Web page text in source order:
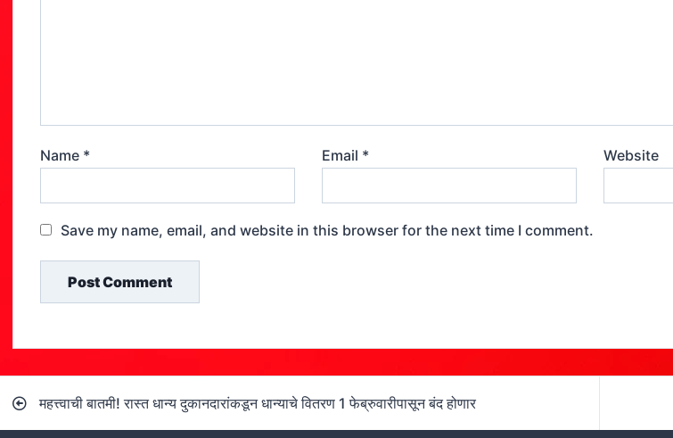
Name * Email * Website
Save my name, email, and website in this browser for the next time I comment.
navigation
महत्त्वाची बातमी! रास्त धान्य दुकानदारांकडून धान्याचे वितरण 1 फेब्रुवारीपासून बंद होणार